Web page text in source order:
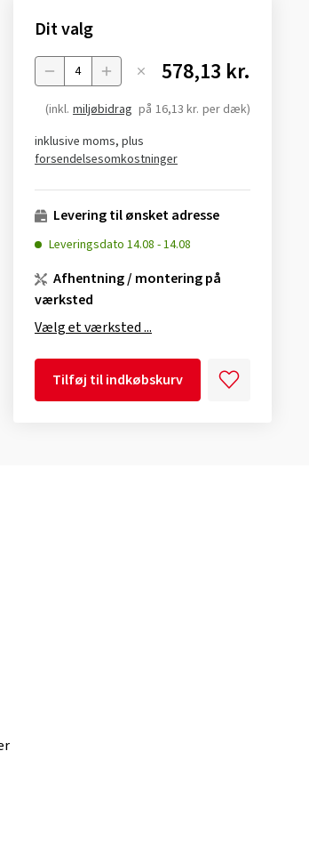
Dit valg
Menge 578,13 kr.
(inkl. miljøbidrag på 16,13 kr. per dæk)
inklusive moms, plus
forsendelsesomkostninger
Levering til ønsket adresse
Leveringsdato 14.08 -14.08
Afhentning / montering på
værksted
Vælg et værksted ...
Tilføj til indkøbskurv